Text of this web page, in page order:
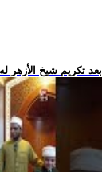
.. بعد تكريم شيخ